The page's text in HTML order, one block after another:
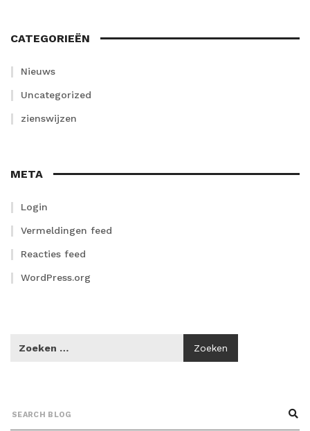
CATEGORIEËN
Nieuws
Uncategorized
zienswijzen
META
Login
Vermeldingen feed
Reacties feed
WordPress.org